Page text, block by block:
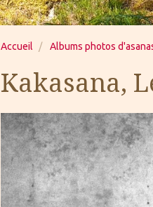
Accueil Albums photos
Kakasana,